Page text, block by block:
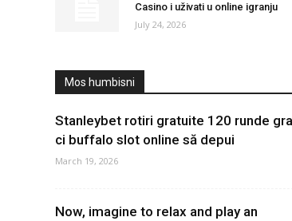
Casino i uživati u online igranju
July 24, 2026
Mos humbisni
Stanleybet rotiri gratuite 120 runde
ci buffalo slot online să depui
March 19, 2026
Now, imagine to relax and play an